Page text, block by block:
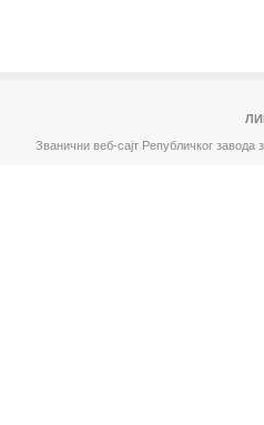
Званични веб-сајт Републичког